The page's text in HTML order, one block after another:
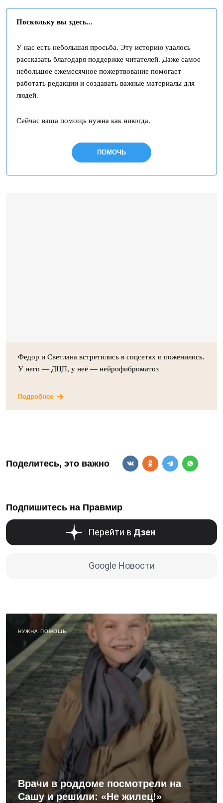
Поскольку вы здесь...
У нас есть небольшая просьба. Эту историю удалось
рассказать благодаря поддержке читателей. Даже самое
небольшое ежемесячное пожертвование помогает
работать редакции и создавать важные материалы для
людей.
Сейчас ваша помощь нужна как никогда.
ПОМОЧЬ
Федор и Светлана встретились в соцсетях и поженились.
У него — ДЦП, у неё — нейрофиброматоз
Подробнее
Поделитесь, это важно
Подпишитесь на Правмир
Перейти в Дзен
Google Новости
НУЖНА ПОМОЩЬ
Врачи в роддоме посмотрели на
Сашу и решили: «Не жилец!»